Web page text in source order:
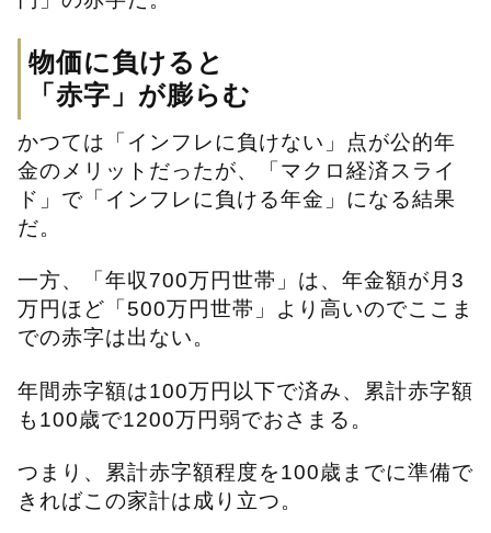
物価に負けると
「赤字」が膨らむ
かつては「インフレに負けない」点が公的年
金のメリットだったが、「マクロ経済スライ
ド」で「インフレに負ける年金」になる結果
だ。
一方、「年収700万円世帯」は、年金額が月3
万円ほど「500万円世帯」より高いのでここま
での赤字は出ない。
年間赤字額は100万円以下で済み、累計赤字額
も100歳で1200万円弱でおさまる。
つまり、累計赤字額程度を100歳までに準備で
きればこの家計は成り立つ。